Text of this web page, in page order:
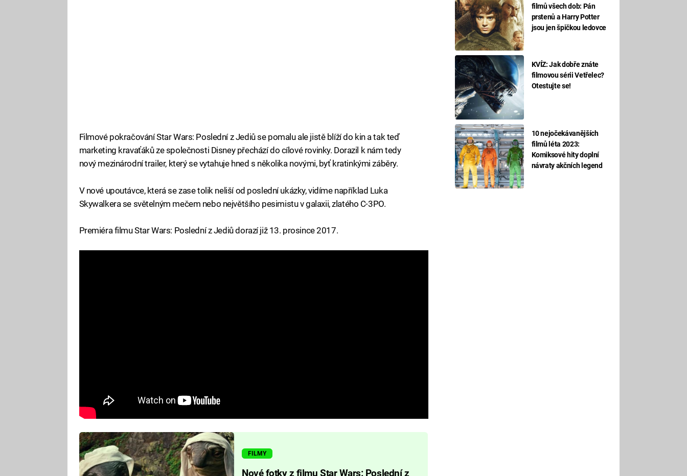
filmů všech dob: Pán
prstenů a Harry Potter
jsou jen špičkou ledovce
KVÍZ: Jak dobře znáte
filmovou sérii Vetřelec?
Otestujte se!
10 nejočekávanějších
filmů léta 2023:
Komiksové hity doplní
návraty akčních legend
Filmové pokračování Star Wars: Poslední z Jediů se pomalu ale jistě blíží do kin a tak teď
marketing kravaťáků ze společnosti Disney přechází do cílové rovinky. Dorazil k nám tedy
nový mezinárodní trailer, který se vytahuje hned s několika novými, byť kratinkými záběry.
V nové upoutávce, která se zase tolik neliší od poslední ukázky, vidíme například Luka
Skywalkera se světelným mečem nebo největšího pesimistu v galaxii, zlatého C-3PO.
Premiéra filmu Star Wars: Poslední z Jediů dorazí již 13. prosince 2017.
FILMY
Nové fotky z filmu Star Wars: Poslední z